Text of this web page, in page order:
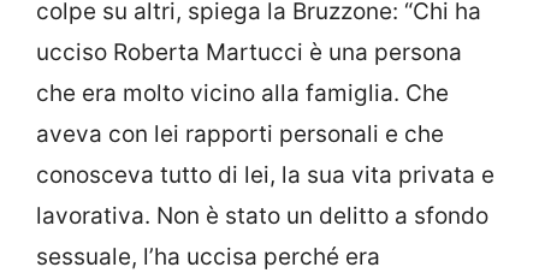
colpe su altri, spiega la Bruzzone: “Chi ha
ucciso Roberta Martucci è una persona
che era molto vicino alla famiglia. Che
aveva con lei rapporti personali e che
conosceva tutto di lei, la sua vita privata e
lavorativa. Non è stato un delitto a sfondo
sessuale, l’ha uccisa perché era